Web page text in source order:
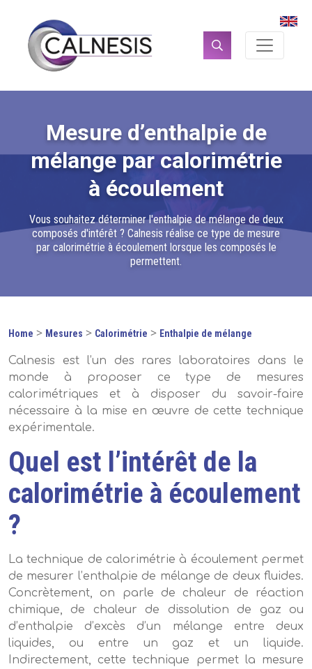
Mesure d’enthalpie de
mélange par calorimétrie
à écoulement
Vous souhaitez déterminer l'enthalpie de mélange de deux
composés d'intérêt ? Calnesis réalise ce type de mesure
par calorimétrie à écoulement lorsque les composés le
permettent.
Home > Mesures > Calorimétrie > Enthalpie de mélange
Calnesis est l’un des rares laboratoires dans le
monde à proposer ce type de mesures
calorimétriques et à disposer du savoir-faire
nécessaire à la mise en œuvre de cette technique
expérimentale.
Quel est l’intérêt de la
calorimétrie à écoulement
?
La technique de calorimétrie à écoulement permet
de mesurer l’enthalpie de mélange de deux fluides.
Concrètement, on parle de chaleur de réaction
chimique, de chaleur de dissolution de gaz ou
d’enthalpie d’excès d’un mélange entre deux
liquides, ou entre un gaz et un liquide.
Indirectement, cette technique permet la mesure